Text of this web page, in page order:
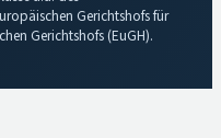
Gerichtshofs für
Gerichtshofs (EuGH).